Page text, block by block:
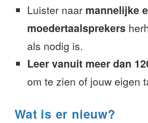
Luister naar mannelijke
moedertaalsprekers
als nodig is.
Leer vanuit meer dan
om te zien of jouw eigen
Wat is er nieuw?